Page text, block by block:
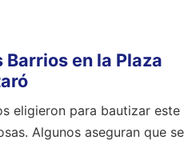
en la Plaza
eligieron para bautizar este
Algunos aseguran que se